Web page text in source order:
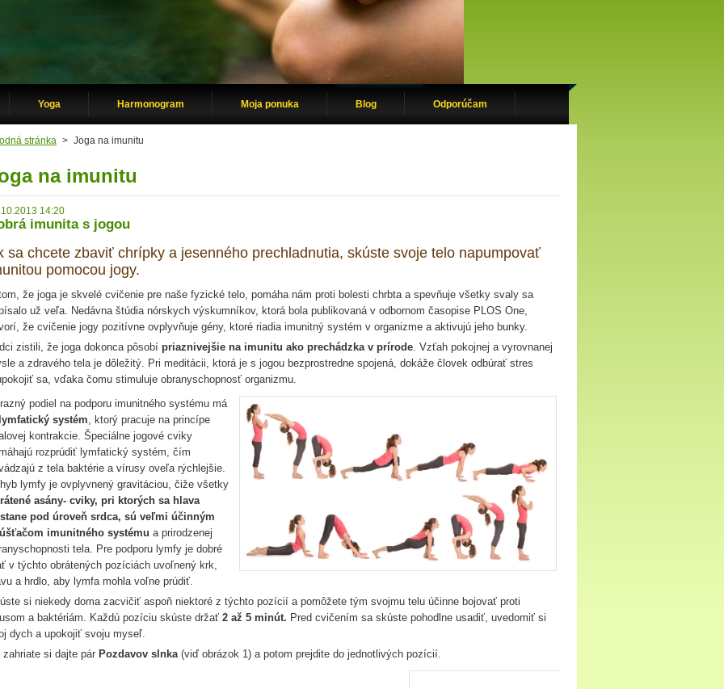
Yoga Harmonogram Moja ponuka Blog Odporúčam
stránka > Joga na imunitu
na imunitu
14:20
imunita s jogou
sa chcete zbaviť chrípky a jesenného prechladnutia, skúste svoje telo napumpovať
pomocou jogy.
že joga je skvelé cvičenie pre naše fyzické telo, pomáha nám proti bolesti chrbta a spevňuje všetky svaly sa
už veľa. Nedávna štúdia nórskych výskumníkov, ktorá bola publikovaná v odbornom časopise PLOS One,
že cvičenie jogy pozitívne ovplyvňuje gény, ktoré riadia imunitný systém v organizme a aktivujú jeho bunky.
zistili, že joga dokonca pôsobí priaznivejšie na imunitu ako prechádzka v prírode. Vzťah pokojnej a vyrovnanej
a zdravého tela je dôležitý. Pri meditácii, ktorá je s jogou bezprostredne spojená, dokáže človek odbúrať stres
sa, vďaka čomu stimuluje obranyschopnosť organizmu.
podiel na podporu imunitného systému má
lymfatický systém, ktorý pracuje na princípe
kontrakcie. Špeciálne jogové cviky
rozprúdiť lymfatický systém, čím
z tela baktérie a vírusy oveľa rýchlejšie.
lymfy je ovplyvnený gravitáciou, čiže všetky
asány- cviky, pri ktorých sa hlava
pod úroveň srdca, sú veľmi účinným
imunitného systému a prirodzenej
tela. Pre podporu lymfy je dobré
v týchto obrátených pozíciách uvoľnený krk,
a hrdlo, aby lymfa mohla voľne prúdiť.
si niekedy doma zacvičiť aspoň niektoré z týchto pozícií a pomôžete tým svojmu telu účinne bojovať proti
a baktériám. Každú pozíciu skúste držať 2 až 5 minút. Pred cvičením sa skúste pohodlne usadiť, uvedomiť si
dych a upokojiť svoju myseľ.
zahriate si dajte pár Pozdavov slnka (viď obrázok 1) a potom prejdite do jednotlivých pozícií.